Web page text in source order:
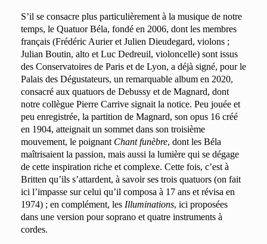
S’il se consacre plus particulièrement à la musique de notre
temps, le Quatuor Béla, fondé en 2006, dont les membres
français (Frédéric Aurier et Julien Dieudegard, violons ;
Julian Boutin, alto et Luc Dedreuil, violoncelle) sont issus
des Conservatoires de Paris et de Lyon, a déjà signé, pour le
Palais des Dégustateurs, un remarquable album en 2020,
consacré aux quatuors de Debussy et de Magnard, dont
notre collègue Pierre Carrive signait la notice. Peu jouée et
peu enregistrée, la partition de Magnard, son opus 16 créé
en 1904, atteignait un sommet dans son troisième
mouvement, le poignant Chant funèbre, dont les Béla
maîtrisaient la passion, mais aussi la lumière qui se dégage
de cette inspiration riche et complexe. Cette fois, c’est à
Britten qu’ils s’attardent, à savoir ses trois quatuors (on fait
ici l’impasse sur celui qu’il composa à 17 ans et révisa en
1974) ; en complément, les Illuminations, ici proposées
dans une version pour soprano et quatre instruments à
cordes.